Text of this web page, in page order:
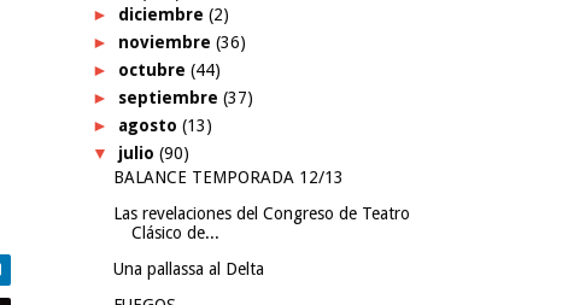
► diciembre (2)
► noviembre (36)
► octubre (44)
► septiembre (37)
► agosto (13)
▼ julio (90)
BALANCE TEMPORADA 12/13
Las revelaciones del Congreso de Teatro
Clásico de...
Una pallassa al Delta